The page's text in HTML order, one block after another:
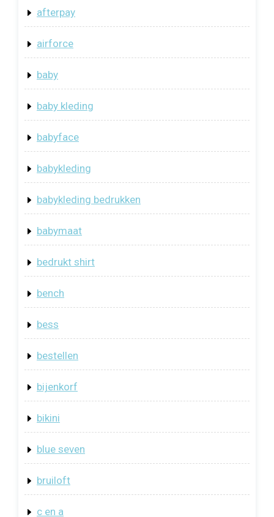
afterpay
airforce
baby
baby kleding
babyface
babykleding
babykleding bedrukken
babymaat
bedrukt shirt
bench
bess
bestellen
bijenkorf
bikini
blue seven
bruiloft
c en a